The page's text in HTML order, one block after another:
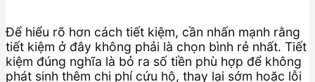
Để hiểu rõ hơn cách tiết kiệm, cần nhấn mạnh rằng
tiết kiệm ở đây không phải là chọn bình rẻ nhất. Tiết
kiệm đúng nghĩa là bỏ ra số tiền phù hợp để không
phát sinh thêm chi phí cứu hộ, thay lại sớm hoặc lỗi